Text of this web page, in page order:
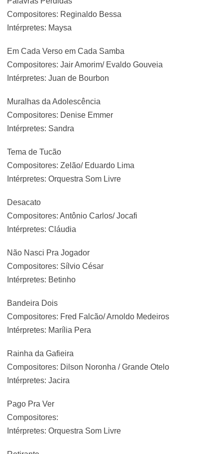
Compositores: Reginaldo Bessa
Intérpretes: Maysa
Em Cada Verso em Cada Samba
Compositores: Jair Amorim/ Evaldo Gouveia
Intérpretes: Juan de Bourbon
Muralhas da Adolescência
Compositores: Denise Emmer
Intérpretes: Sandra
Tema de Tucão
Compositores: Zelão/ Eduardo Lima
Intérpretes: Orquestra Som Livre
Desacato
Compositores: Antônio Carlos/ Jocafi
Intérpretes: Cláudia
Não Nasci Pra Jogador
Compositores: Sílvio César
Intérpretes: Betinho
Bandeira Dois
Compositores: Fred Falcão/ Arnoldo Medeiros
Intérpretes: Marília Pera
Rainha da Gafieira
Compositores: Dilson Noronha / Grande Otelo
Intérpretes: Jacira
Pago Pra Ver
Compositores:
Intérpretes: Orquestra Som Livre